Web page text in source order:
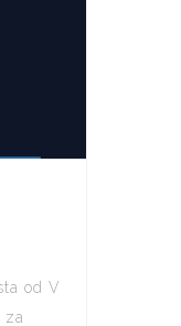
od V
za